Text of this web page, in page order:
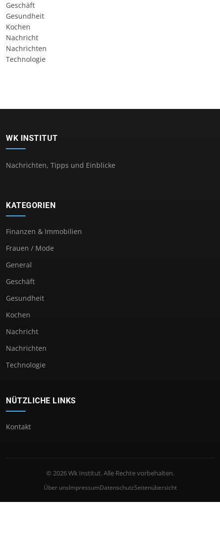
Geschäft
Gesundheit
Kochen
Nachricht
Nachrichten
Technologie
WK INSTITUT
Nachrichten, Tipps und Einblicke
KATEGORIEN
Finanzen & Immobilien
Frauen / Mode
General
Geschäft
Gesundheit
Kochen
Nachricht
Nachrichten
Technologie
NÜTZLICHE LINKS
Kontakt
© 2026 Wk Institut. Alle Rechte vorbehalten.
Über unsImpressumDatenschutzSeitenübersicht